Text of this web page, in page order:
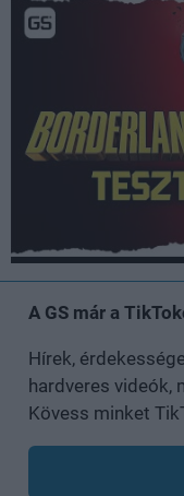
A GS már a
Hírek,
hardveres videók,
Kövess minket